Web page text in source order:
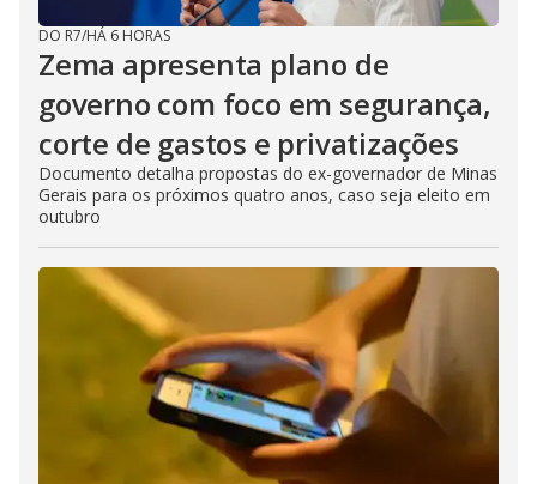
DO R7/HÁ 6 HORAS
Zema apresenta plano de
governo com foco em segurança,
corte de gastos e privatizações
Documento detalha propostas do ex-governador de Minas
Gerais para os próximos quatro anos, caso seja eleito em
outubro